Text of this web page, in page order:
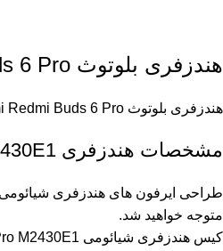
هندزفری بلوتوث Xiaomi Redmi Buds 6 Pro
هندزفری بلوتوث Xiaomi Redmi Buds 6 Pro جدید‌ترین نسخه این سری هندزفری بوده که روانه بازار شده که دارای تکنولوژی حذف نویز فعال با بهرمندی از هوش مصنوعی و درایورهای دوگانه کواکسیال است.
مشخصات هندزفری Xiaomi Redmi Buds 6 Pro M2430E1
متوجه خواهید شد.